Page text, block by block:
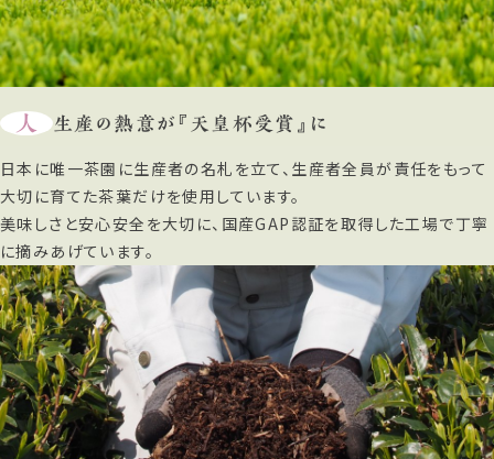
人 生産の熱意が『天皇杯受賞』に
日本に唯一茶園に生産者の名札を立て、生産者全員が責任をもって
大切に育てた茶葉だけを使用しています。
美味しさと安心安全を大切に、国産GAP認証を取得した工場で丁寧
に摘みあげています。